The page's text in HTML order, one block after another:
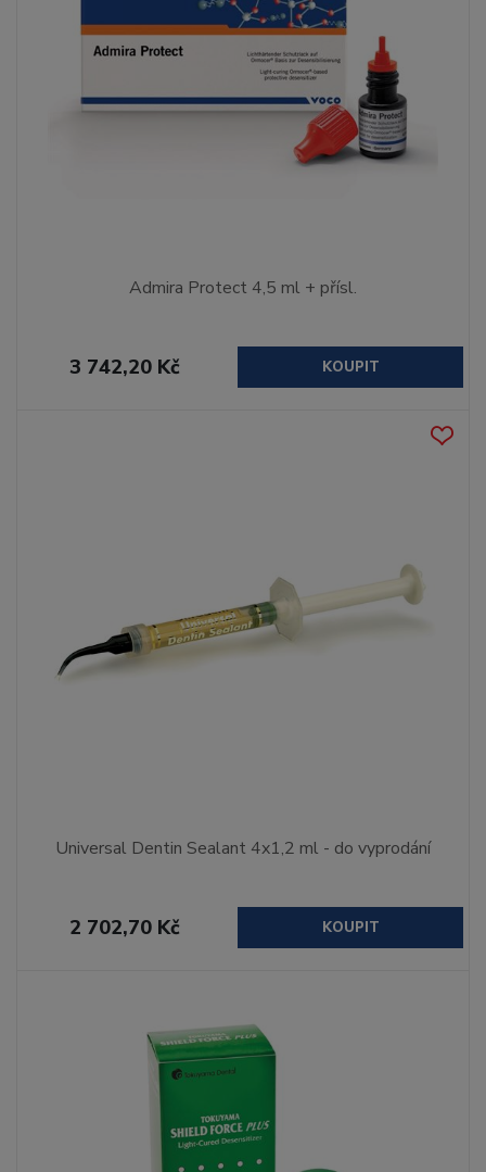
Admira Protect 4,5 ml + přísl.
3 742,20 Kč KOUPIT
Universal Dentin Sealant 4x1,2 ml - do vyprodání
2 702,70 Kč KOUPIT